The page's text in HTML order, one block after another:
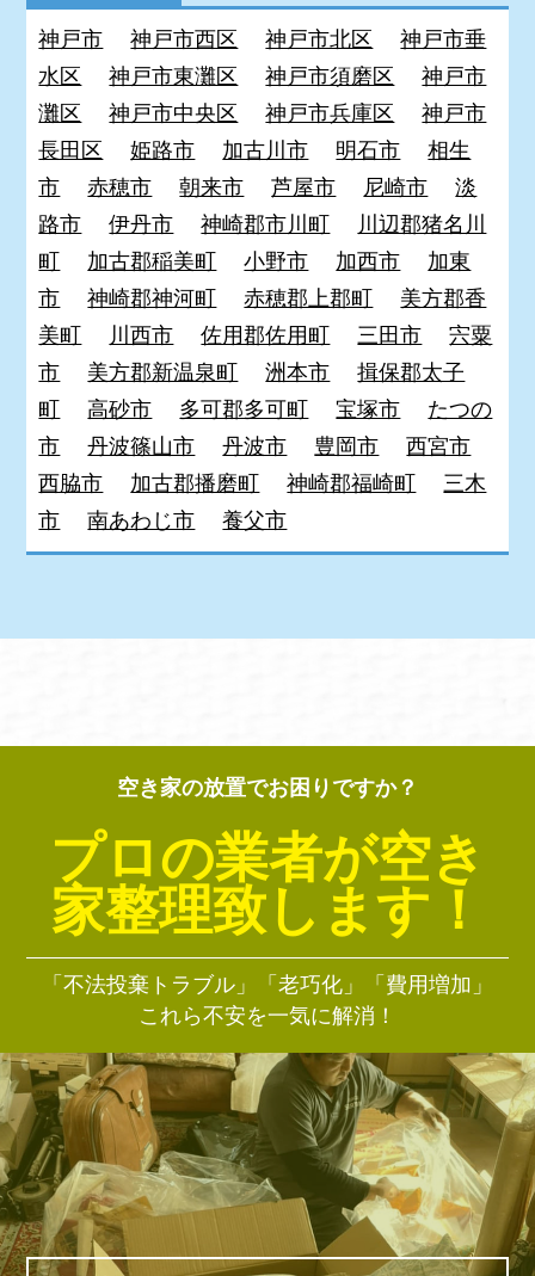
神戸市 神戸市西区 神戸市北区
神戸市垂
水区
神戸市東灘区 神戸市須磨区
神戸市
灘区
神戸市中央区 神戸市兵庫区
神戸市
長田区
姫路市 加古川市 明石市
相生
市
赤穂市 朝来市 芦屋市 尼崎市
淡
路市
伊丹市 神崎郡市川町
川辺郡猪名川
町
加古郡稲美町 小野市 加西市
加東
市
神崎郡神河町 赤穂郡上郡町
美方郡香
美町
川西市 佐用郡佐用町 三田市
宍粟
市
美方郡新温泉町 洲本市
揖保郡太子
町
高砂市 多可郡多可町 宝塚市
たつの
市
丹波篠山市 丹波市 豊岡市
西宮市
西脇市
加古郡播磨町 神崎郡福崎町
三木
市
南あわじ市 養父市
空き家の放置でお困りですか？
プロの業者が空き
家整理致します！
「不法投棄トラブル」「老巧化」「費用増加」
これら不安を一気に解消！